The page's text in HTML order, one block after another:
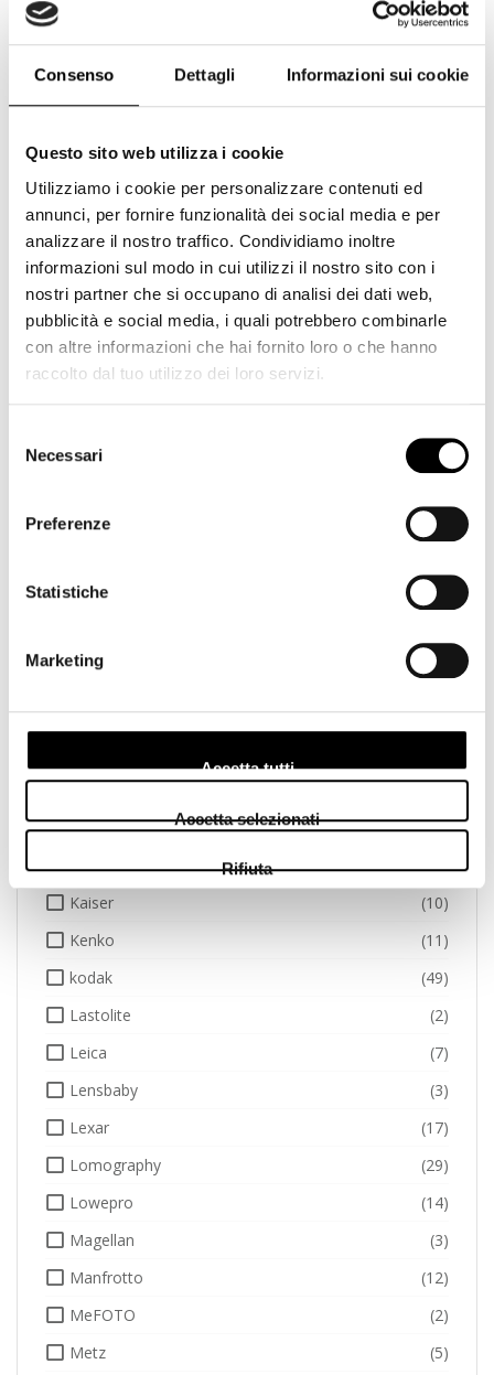
Consenso Dettagli Informazioni sui cookie
Questo sito web utilizza i cookie
Utilizziamo i cookie per personalizzare contenuti ed
annunci, per fornire funzionalità dei social media e per
analizzare il nostro traffico. Condividiamo inoltre
informazioni sul modo in cui utilizzi il nostro sito con i
nostri partner che si occupano di analisi dei dati web,
pubblicità e social media, i quali potrebbero combinarle
con altre informazioni che hai fornito loro o che hanno
raccolto dal tuo utilizzo dei loro servizi.
delNecessari
Preferenze
Statistiche
Marketing
Accetta tutti
Accetta selezionati
Rifiuta
Corsair
(7)
Cullmann
(1)
Dorr
Duracell
Elgato
Epson
(5)
Eyecam
(8)
Feiyutech
(3)
Ferrania
Fujifilm GFX
(6)
Godox
(3)
Hama
(7)
(11)
(20)
Ilford
(11)
Joby
(6)
Jupio
(28)
Kaiser
(10)
Kenko
(11)
kodak
(49)
Lastolite
(2)
Leica
(7)
Lensbaby
(3)
Lexar
(17)
Lomography
(29)
Lowepro
(14)
Magellan
(3)
Manfrotto
(12)
MeFOTO
(2)
Metz
(5)